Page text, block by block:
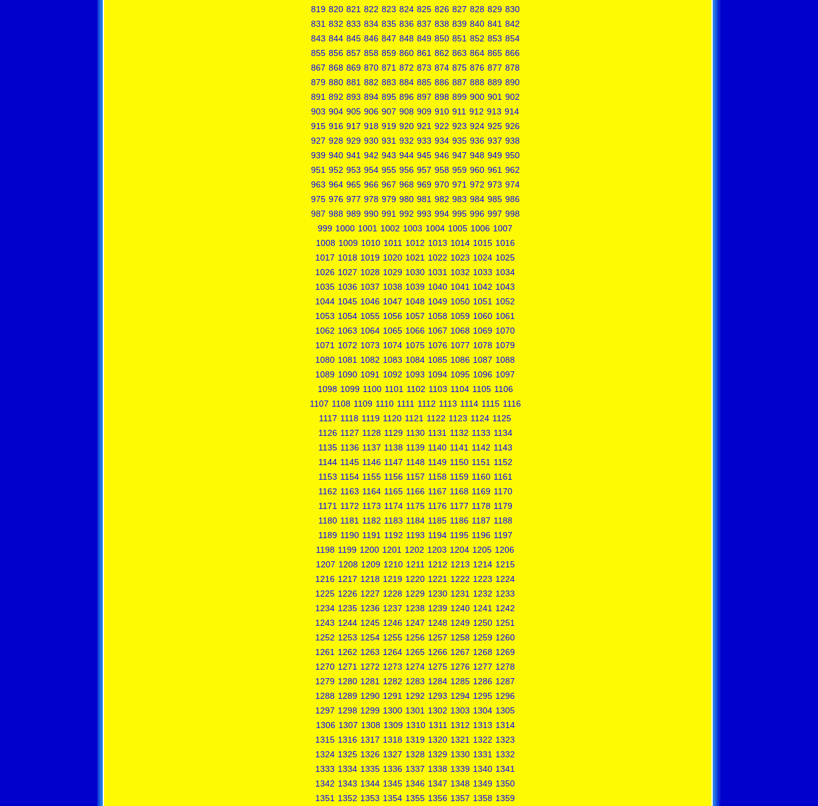
819 820 821 822 823 824 825 826 827 828 829 830
831 832 833 834 835 836 837 838 839 840 841 842
843 844 845 846 847 848 849 850 851 852 853 854
855 856 857 858 859 860 861 862 863 864 865 866
867 868 869 870 871 872 873 874 875 876 877 878
879 880 881 882 883 884 885 886 887 888 889 890
891 892 893 894 895 896 897 898 899 900 901 902
903 904 905 906 907 908 909 910 911 912 913 914
915 916 917 918 919 920 921 922 923 924 925 926
927 928 929 930 931 932 933 934 935 936 937 938
939 940 941 942 943 944 945 946 947 948 949 950
951 952 953 954 955 956 957 958 959 960 961 962
963 964 965 966 967 968 969 970 971 972 973 974
975 976 977 978 979 980 981 982 983 984 985 986
987 988 989 990 991 992 993 994 995 996 997 998
999 1000 1001 1002 1003 1004 1005 1006 1007
1008 1009 1010 1011 1012 1013 1014 1015 1016
1017 1018 1019 1020 1021 1022 1023 1024 1025
1026 1027 1028 1029 1030 1031 1032 1033 1034
1035 1036 1037 1038 1039 1040 1041 1042 1043
1044 1045 1046 1047 1048 1049 1050 1051 1052
1053 1054 1055 1056 1057 1058 1059 1060 1061
1062 1063 1064 1065 1066 1067 1068 1069 1070
1071 1072 1073 1074 1075 1076 1077 1078 1079
1080 1081 1082 1083 1084 1085 1086 1087 1088
1089 1090 1091 1092 1093 1094 1095 1096 1097
1098 1099 1100 1101 1102 1103 1104 1105 1106
1107 1108 1109 1110 1111 1112 1113 1114 1115 1116
1117 1118 1119 1120 1121 1122 1123 1124 1125
1126 1127 1128 1129 1130 1131 1132 1133 1134
1135 1136 1137 1138 1139 1140 1141 1142 1143
1144 1145 1146 1147 1148 1149 1150 1151 1152
1153 1154 1155 1156 1157 1158 1159 1160 1161
1162 1163 1164 1165 1166 1167 1168 1169 1170
1171 1172 1173 1174 1175 1176 1177 1178 1179
1180 1181 1182 1183 1184 1185 1186 1187 1188
1189 1190 1191 1192 1193 1194 1195 1196 1197
1198 1199 1200 1201 1202 1203 1204 1205 1206
1207 1208 1209 1210 1211 1212 1213 1214 1215
1216 1217 1218 1219 1220 1221 1222 1223 1224
1225 1226 1227 1228 1229 1230 1231 1232 1233
1234 1235 1236 1237 1238 1239 1240 1241 1242
1243 1244 1245 1246 1247 1248 1249 1250 1251
1252 1253 1254 1255 1256 1257 1258 1259 1260
1261 1262 1263 1264 1265 1266 1267 1268 1269
1270 1271 1272 1273 1274 1275 1276 1277 1278
1279 1280 1281 1282 1283 1284 1285 1286 1287
1288 1289 1290 1291 1292 1293 1294 1295 1296
1297 1298 1299 1300 1301 1302 1303 1304 1305
1306 1307 1308 1309 1310 1311 1312 1313 1314
1315 1316 1317 1318 1319 1320 1321 1322 1323
1324 1325 1326 1327 1328 1329 1330 1331 1332
1333 1334 1335 1336 1337 1338 1339 1340 1341
1342 1343 1344 1345 1346 1347 1348 1349 1350
1351 1352 1353 1354 1355 1356 1357 1358 1359